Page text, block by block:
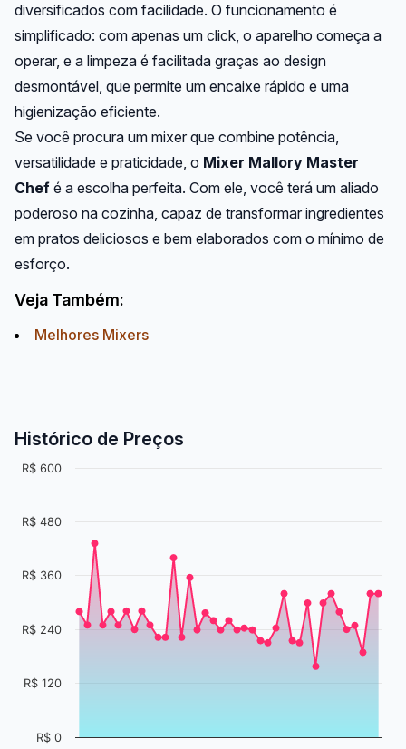
diversificados com facilidade. O funcionamento é
simplificado: com apenas um click, o aparelho começa a
operar, e a limpeza é facilitada graças ao design
desmontável, que permite um encaixe rápido e uma
higienização eficiente.
Se você procura um mixer que combine potência,
versatilidade e praticidade, o Mixer Mallory Master
Chef é a escolha perfeita. Com ele, você terá um aliado
poderoso na cozinha, capaz de transformar ingredientes
em pratos deliciosos e bem elaborados com o mínimo de
esforço.
Veja Também:
Melhores Mixers
Histórico de Preços
R$ 0
R$ 120
R$ 240
R$ 360
R$ 480
R$ 600